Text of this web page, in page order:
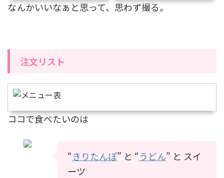
なんかいいなぁと思って、思わず撮る。
注文リスト
ココで食べたいのは
“きりたんぽ” と “うどん” と スイ
ーツ